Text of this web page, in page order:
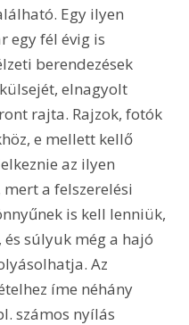
Egy ilyen
egy fél évig is
berendezések
elnagyolt
rajta. Rajzok, fotók
e mellett kellő
az ilyen
a felszerelési
is kell lenniük,
és súlyuk még a hajó
Az
íme néhány
számos nyílás